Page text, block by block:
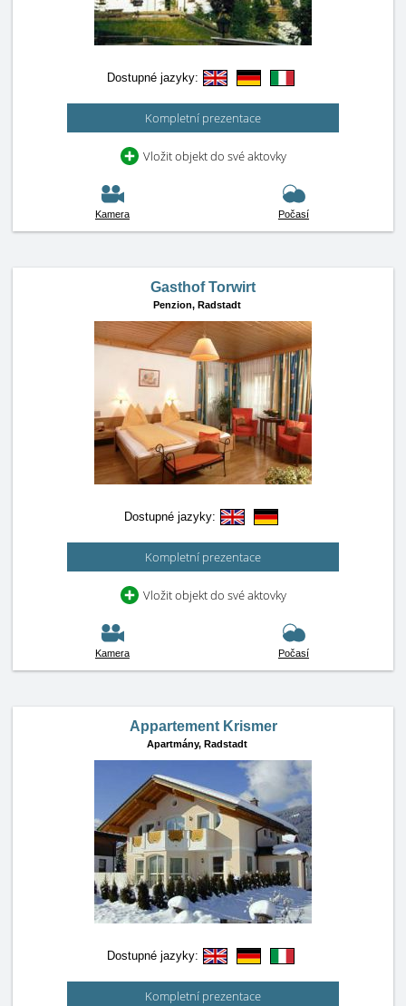
Dostupné jazyky:
Kompletní prezentace
Vložit objekt do své aktovky
Kamera Počasí
Gasthof Torwirt
Penzion, Radstadt
Dostupné jazyky:
Kompletní prezentace
Vložit objekt do své aktovky
Kamera Počasí
Appartement Krismer
Apartmány, Radstadt
Dostupné jazyky:
Kompletní prezentace